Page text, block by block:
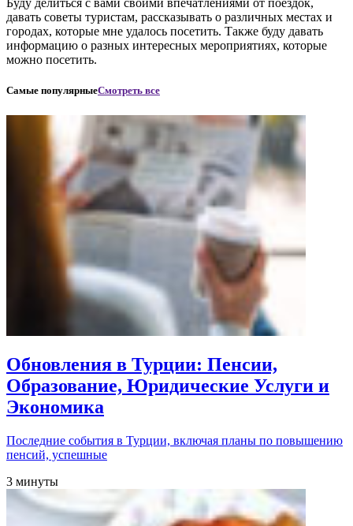
Буду делиться с вами своими впечатлениями от поездок,
давать советы туристам, рассказывать о различных местах и
городах, которые мне удалось посетить. Также буду давать
информацию о разных интересных мероприятиях, которые
можно посетить.
Самые популярныеСмотреть все
Обновления в Турции: Пенсии,
Образование, Юридические Услуги и
Экономика
Последние события в Турции, включая планы по повышению
пенсий, успешные
3 минуты